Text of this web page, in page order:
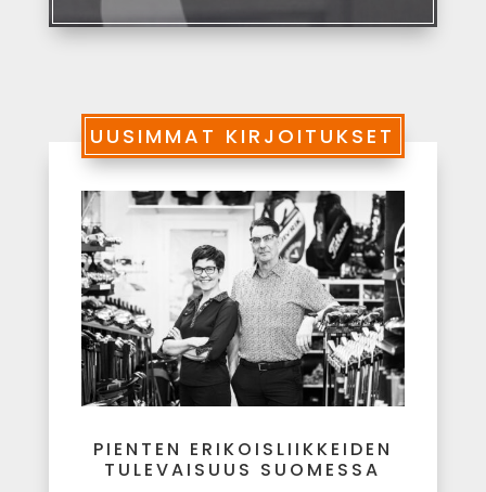
UUSIMMAT KIRJOITUKSET
PIENTEN ERIKOISLIIKKEIDEN
TULEVAISUUS SUOMESSA